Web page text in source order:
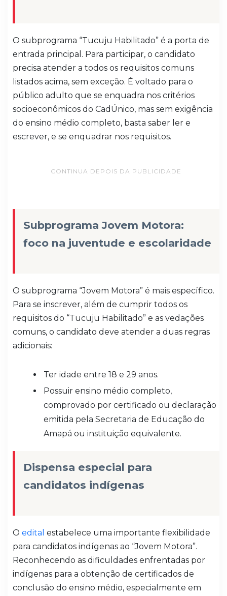
O subprograma “Tucuju Habilitado” é a porta de
entrada principal. Para participar, o candidato
precisa atender a todos os requisitos comuns
listados acima, sem exceção. É voltado para o
público adulto que se enquadra nos critérios
socioeconômicos do CadÚnico, mas sem exigência
do ensino médio completo, basta saber ler e
escrever, e se enquadrar nos requisitos.
CONTINUA DEPOIS DA PUBLICIDADE
Subprograma Jovem Motora:
foco na juventude e escolaridade
O subprograma “Jovem Motora” é mais específico.
Para se inscrever, além de cumprir todos os
requisitos do “Tucuju Habilitado” e as vedações
comuns, o candidato deve atender a duas regras
adicionais:
Ter idade entre 18 e 29 anos.
Possuir ensino médio completo,
comprovado por certificado ou declaração
emitida pela Secretaria de Educação do
Amapá ou instituição equivalente.
Dispensa especial para
candidatos indígenas
O edital estabelece uma importante flexibilidade
para candidatos indígenas ao “Jovem Motora”.
Reconhecendo as dificuldades enfrentadas por
indígenas para a obtenção de certificados de
conclusão do ensino médio, especialmente em